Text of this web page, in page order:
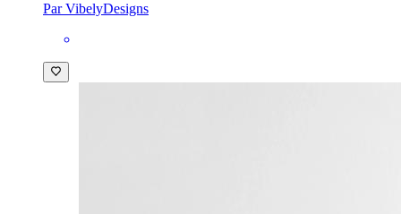
Par VibelyDesigns